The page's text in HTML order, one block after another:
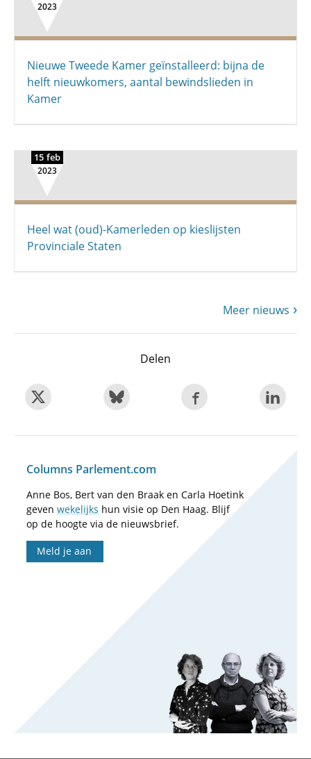
2023
Nieuwe Tweede Kamer geïnstalleerd: bijna de
helft nieuwkomers, aantal bewindslieden in
Kamer
15 feb
2023
Heel wat (oud)-Kamerleden op kieslijsten
Provinciale Staten
Meer nieuws
Delen
Columns Parlement.com
Anne Bos, Bert van den Braak en Carla Hoetink
geven wekelijks hun visie op Den Haag. Blijf
op de hoogte via de nieuwsbrief.
Meld je aan